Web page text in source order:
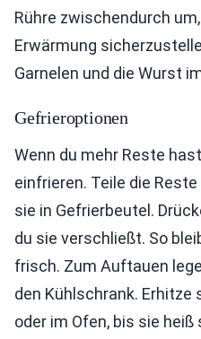
Rühre zwischendurch
Erwärmung
Garnelen und die Wurst
Gefrieroptionen
Wenn du mehr Reste
einfrieren. Teile die
sie in Gefrierbeutel.
du sie verschließt. So
frisch. Zum Auftauen
den Kühlschrank. Erhitze
oder im Ofen, bis sie